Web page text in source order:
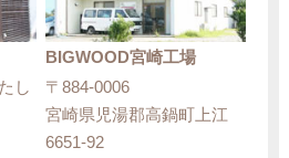
し
BIGWOOD宮崎工場
〒884-0006
宮崎県児湯郡高鍋町上江
6651-92